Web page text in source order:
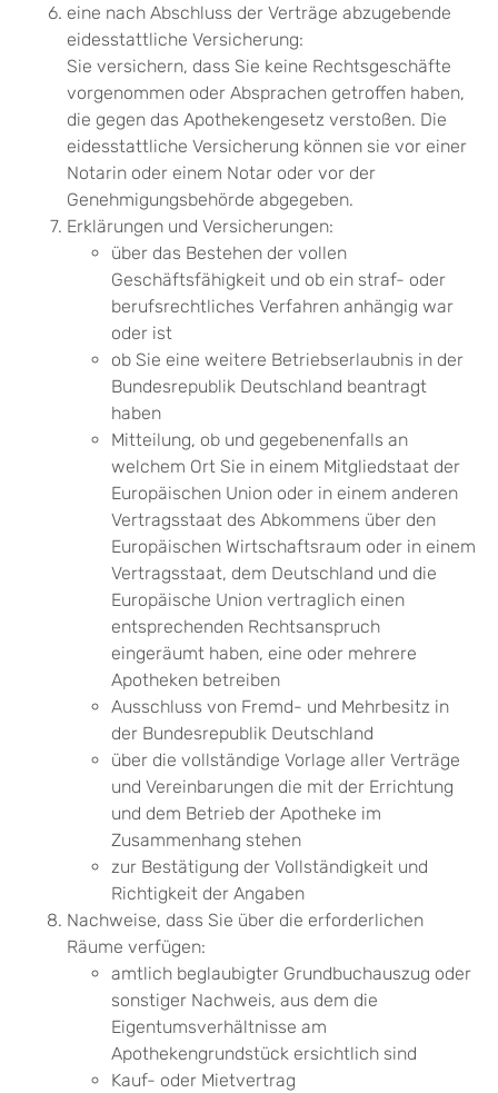
eine nach Abschluss der Verträge abzugebende
eidesstattliche Versicherung:
Sie versichern, dass Sie keine Rechtsgeschäfte
vorgenommen oder Absprachen getroffen haben,
die gegen das Apothekengesetz verstoßen. Die
eidesstattliche Versicherung können sie vor einer
Notarin oder einem Notar oder vor der
Genehmigungsbehörde abgegeben.
Erklärungen und Versicherungen:
über das Bestehen der vollen
Geschäftsfähigkeit und ob ein straf- oder
berufsrechtliches Verfahren anhängig war
oder ist
ob Sie eine weitere Betriebserlaubnis in der
Bundesrepublik Deutschland beantragt
haben
Mitteilung, ob und gegebenenfalls an
welchem Ort Sie in einem Mitgliedstaat der
Europäischen Union oder in einem anderen
Vertragsstaat des Abkommens über den
Europäischen Wirtschaftsraum oder in einem
Vertragsstaat, dem Deutschland und die
Europäische Union vertraglich einen
entsprechenden Rechtsanspruch
eingeräumt haben, eine oder mehrere
Apotheken betreiben
Ausschluss von Fremd- und Mehrbesitz in
der Bundesrepublik Deutschland
über die vollständige Vorlage aller Verträge
und Vereinbarungen die mit der Errichtung
und dem Betrieb der Apotheke im
Zusammenhang stehen
zur Bestätigung der Vollständigkeit und
Richtigkeit der Angaben
Nachweise, dass Sie über die erforderlichen
Räume verfügen:
amtlich beglaubigter Grundbuchauszug oder
sonstiger Nachweis, aus dem die
Eigentumsverhältnisse am
Apothekengrundstück ersichtlich sind
Kauf- oder Mietvertrag